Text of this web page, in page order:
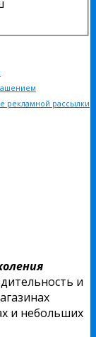
рекламной рассылки
и
и небольших